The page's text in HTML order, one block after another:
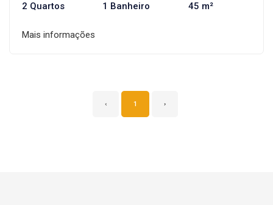
2 Quartos 1 Banheiro 45 m²
Mais informações
‹ 1 ›